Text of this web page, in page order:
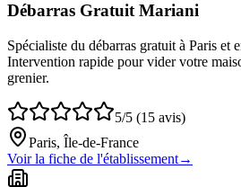
Débarras Gratuit Mariani
Spécialiste du débarras gratuit à Paris et
Intervention rapide pour vider votre
grenier.
5/5 (15 avis)
Paris, Île-de-France
Voir la fiche de l'établissement→